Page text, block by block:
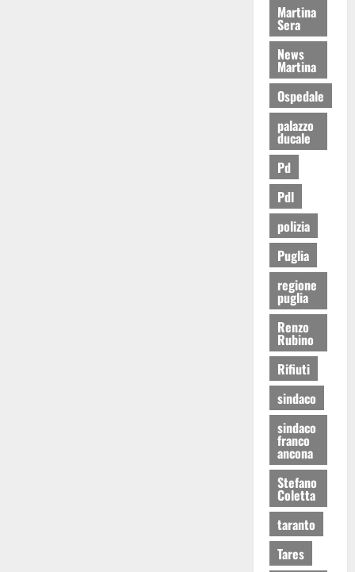
Martina
Sera
News
Martina
Ospedale
palazzo
ducale
Pd
Pdl
polizia
Puglia
regione
puglia
Renzo
Rubino
Rifiuti
sindaco
sindaco
franco
ancona
Stefano
Coletta
taranto
Tares